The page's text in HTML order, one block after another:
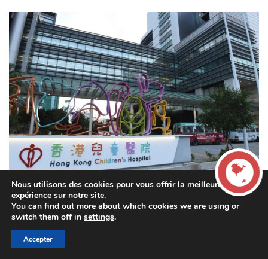
Infos HK/Macao
Appel au don d’organe pour sauver un bébé–
Parenthèses s’occupe de votre rentrée pendant
LIVE
Nous utilisons des cookies pour vous offrir la meilleure
expérience sur notre site.
You can find out more about which cookies we are using or
switch them off in settings.
Accepter